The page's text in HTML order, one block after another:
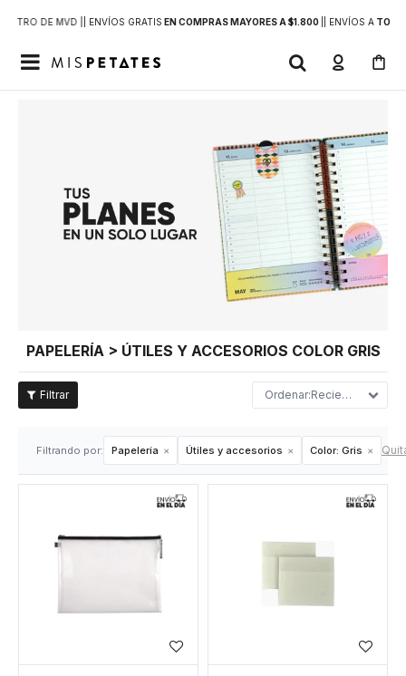
DE MVD | | ENVÍOS GRATIS EN COMPRAS MAYORES A $1.800 | ENVÍOS ATODO

PAPELERÍA > ÚTILES Y ACCESORIOS COLOR GRIS
Recientes
Filtrando por: Papelería Útiles y accesorios Color: Gris